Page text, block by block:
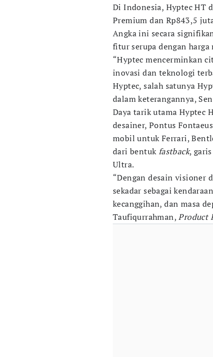
Di Indonesia, Hyptec HT
Premium dan Rp843,5
Angka ini secara
fitur serupa dengan
“Hyptec mencerminkan
inovasi dan teknologi
Hyptec, salah satunya
dalam keterangannya,
Daya tarik utama Hyptec
desainer, Pontus
mobil untuk Ferrari,
dari bentukfastback,
Ultra.
“Dengan desain visioner
sekadar sebagai
kecanggihan, dan masa
Taufiqurrahman,Product